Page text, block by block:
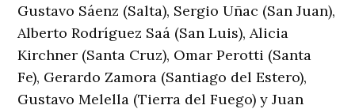
Gustavo Sáenz (Salta), Sergio Uñac (San Juan),
Alberto Rodríguez Saá (San Luis), Alicia
Kirchner (Santa Cruz), Omar Perotti (Santa
Fe), Gerardo Zamora (Santiago del Estero),
Gustavo Melella (Tierra del Fuego) y Juan